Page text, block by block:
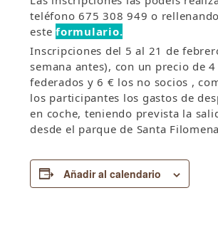
teléfono 675 308 949 o
esteformulario.
Inscripciones del 5 al 21 de
semana antes), con un precio de
federados y 6 € los no socios ,
los participantes los gastos de
en coche, teniendo prevista la
desde el parque de Santa
Añadir al calendario